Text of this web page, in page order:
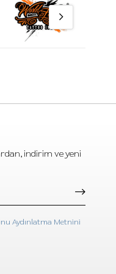
indirim ve yeni
Aydınlatma Metnini